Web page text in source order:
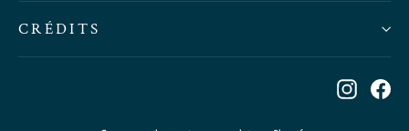
CRÉDITS